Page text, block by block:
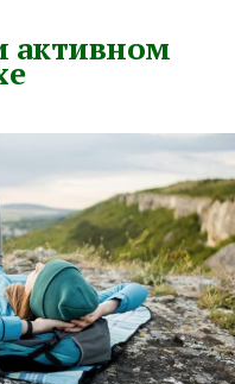
активном